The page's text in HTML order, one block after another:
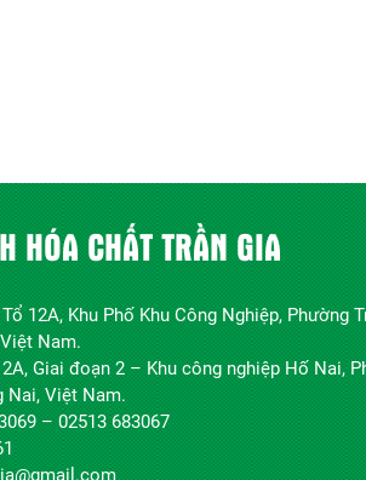
HÓA CHẤT TRẦN GIA
12A, Khu Phố Khu Công Nghiệp, Phường
Nam.
Giai đoạn 2 – Khu công nghiệp Hố Nai,
Nai, Việt Nam.
– 02513 683067